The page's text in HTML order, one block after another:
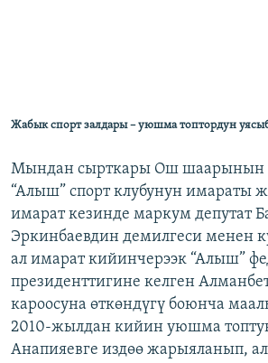
Жабык спорт залдары – уюшма топтордун
Мындан сырткары Ош шаарынын
“Алыш” спорт клубунун имараты
имарат кезинде маркум депутат
Эркинбаевдин демилгеси менен
ал имарат кийинчерээк “Алыш”
президенттигине келген
кароосуна өткөндүгү боюнча
2010-жылдан кийин уюшма
Анапияевге издөө жарыяланып,